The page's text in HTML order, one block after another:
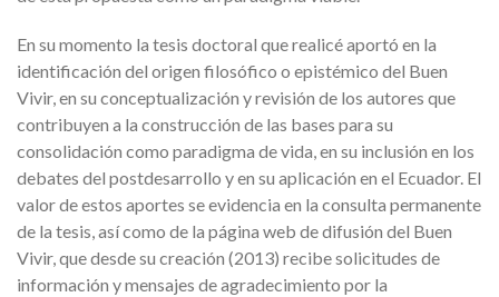
En su momento la tesis doctoral que realicé aportó en la
identificación del origen filosófico o epistémico del Buen
Vivir, en su conceptualización y revisión de los autores que
contribuyen a la construcción de las bases para su
consolidación como paradigma de vida, en su inclusión en los
debates del postdesarrollo y en su aplicación en el Ecuador. El
valor de estos aportes se evidencia en la consulta permanente
de la tesis, así como de la página web de difusión del Buen
Vivir, que desde su creación (2013) recibe solicitudes de
información y mensajes de agradecimiento por la